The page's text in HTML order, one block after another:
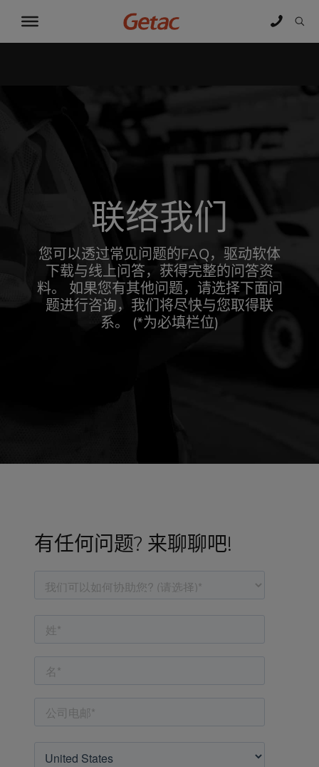
联络我们
您可以透过常见问题的FAQ，驱动软体
下载与线上问答，获得完整的问答资
料。 如果您有其他问题，请选择下面问
题进行咨询，我们将尽快与您取得联
系。 (*为必填栏位)
有任何问题? 来聊聊吧!